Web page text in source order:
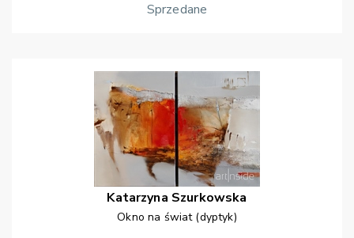
Sprzedane
Katarzyna Szurkowska
Okno na świat (dyptyk)